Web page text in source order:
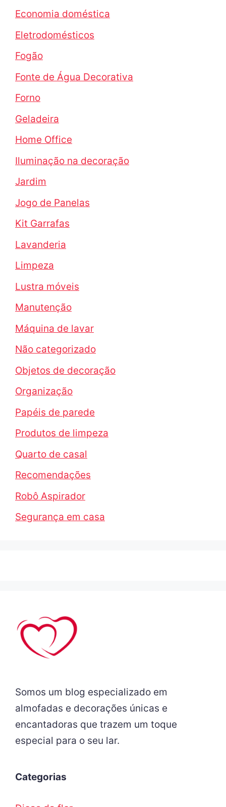
Economia doméstica
Eletrodomésticos
Fogão
Fonte de Água Decorativa
Forno
Geladeira
Home Office
Iluminação na decoração
Jardim
Jogo de Panelas
Kit Garrafas
Lavanderia
Limpeza
Lustra móveis
Manutenção
Máquina de lavar
Não categorizado
Objetos de decoração
Organização
Papéis de parede
Produtos de limpeza
Quarto de casal
Recomendações
Robô Aspirador
Segurança em casa
Somos um blog especializado em
almofadas e decorações únicas e
encantadoras que trazem um toque
especial para o seu lar.
Categorias